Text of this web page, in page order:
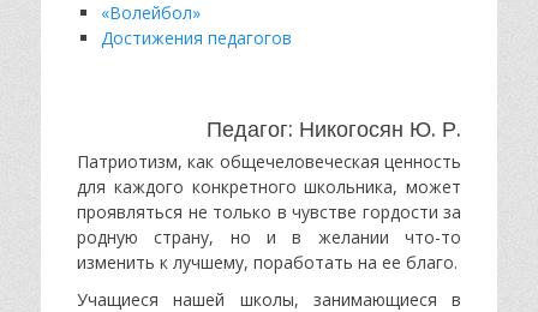
«Волейбол»
Достижения педагогов
Педагог: Никогосян Ю. Р.
Патриотизм, как общечеловеческая ценность
для каждого конкретного школьника, может
проявляться не только в чувстве гордости за
родную страну, но и в желании что-то
изменить к лучшему, поработать на ее благо.
Учащиеся нашей школы, занимающиеся в